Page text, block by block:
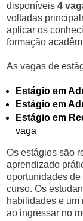
disponíveis4
voltadas
aplicar os
formação
As vagas de
Estágio em
Estágio em
Estágio em
vaga
Os estágios são
aprendizado
oportunidades
curso. Os
habilidades e um
ao ingressar no